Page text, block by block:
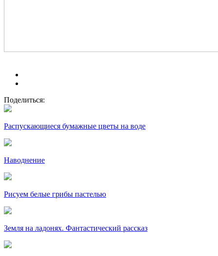
Поделиться:
Распускающиеся бумажные цветы на воде
Наводнение
Рисуем белые грибы пастелью
Земля на ладонях. Фантастический рассказ